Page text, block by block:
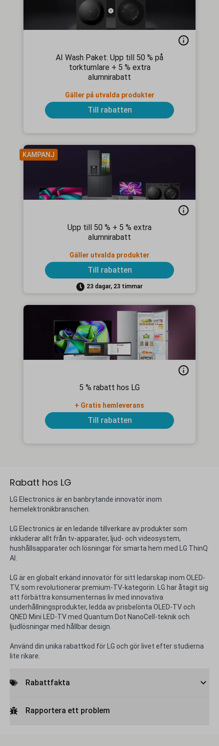
AI Wash Paket: Upp till 50 % på
torktumlare + 5 % extra
alumnirabatt
Gäller på utvalda produkter
Till rabatten
KAMPANJ
Upp till 50 % + 5 % extra
alumnirabatt
Gäller utvalda produkter
Till rabatten
23 dagar, 23 timmar
5 % rabatt hos LG
+ Gratis hemleverans
Till rabatten
Rabatt hos LG
LG Electronics är en banbrytande innovatör inom
hemelektronikbranschen.
LG Electronics är en ledande tillverkare av produkter som
inkluderar allt från tv-apparater, ljud- och videosystem,
hushållsapparater och lösningar för smarta hem med LG ThinQ
AI.
LG är en globalt erkänd innovatör för sitt ledarskap inom OLED-
TV, som revolutionerar premium-TV-kategorin. LG har åtagit sig
att förbättra konsumenternas liv med innovativa
underhållningsprodukter, ledda av prisbelönta OLED-TV och
QNED Mini LED-TV med Quantum Dot NanoCell-teknik och
ljudlösningar med hållbar design.
Använd din unika rabattkod för LG och gör livet efter studierna
lite rikare.
Rabattfakta
Rapportera ett problem